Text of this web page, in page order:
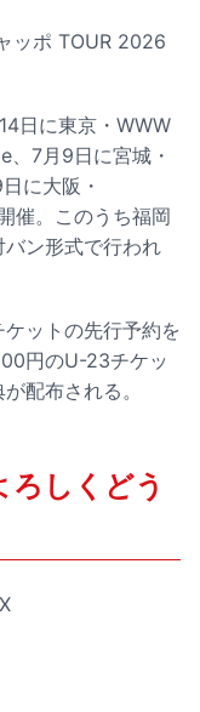
ッポ TOUR 2026
日に東京・WWW
7月9日に宮城・
に大阪・
催。このうち福岡
ン形式で行われ
ットの先行予約を
円のU-23チケッ
配布される。
ろしくどう